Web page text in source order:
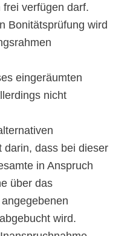
verfügen darf.
Bonitätsprüfung wird
eingeräumten
nicht
darin, dass bei dieser
in Anspruch
über das
wird.